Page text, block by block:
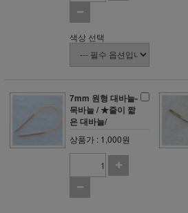
색상 선택
7mm 원형 대바늘-
목바늘 / ★줄이 짧
은 대바늘/
상품가 : 1,000원